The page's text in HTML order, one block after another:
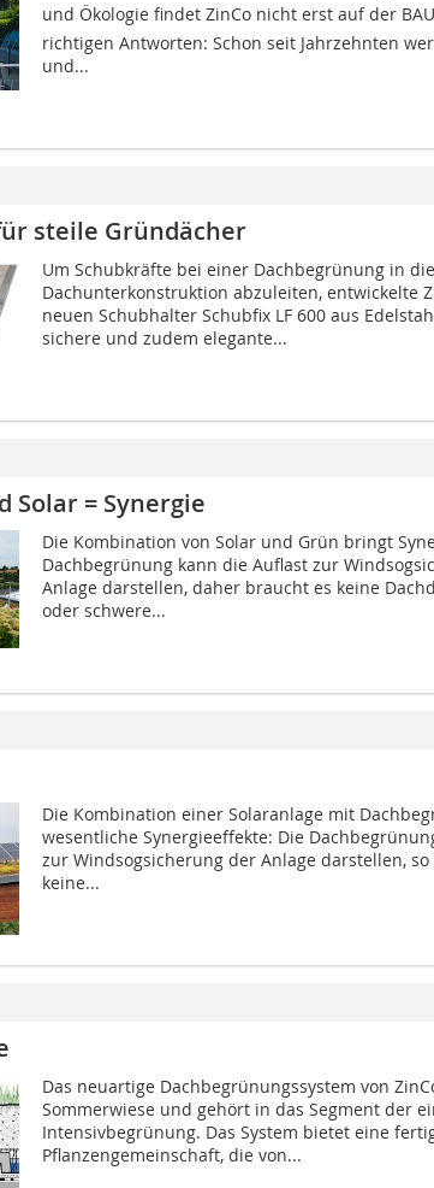
und Ökologie findet ZinCo nicht erst auf der
richtigen Antworten: Schon seit Jahrzehnten
und...
steile Gründächer
Um Schubkräfte bei einer Dachbegrünung in die
Dachunterkonstruktion abzuleiten, entwickelte
neuen Schubhalter Schubfix LF 600 aus
sichere und zudem elegante...
Solar = Synergie
Die Kombination von Solar und Grün bringt
Dachbegrünung kann die Auflast zur
Anlage darstellen, daher braucht es keine
oder schwere...
Die Kombination einer Solaranlage mit
wesentliche Synergieeffekte: Die
zur Windsogsicherung der Anlage darstellen,
keine...
Das neuartige Dachbegrünungssystem von
Sommerwiese und gehört in das Segment der
Intensivbegrünung. Das System bietet eine
Pflanzengemeinschaft, die von...